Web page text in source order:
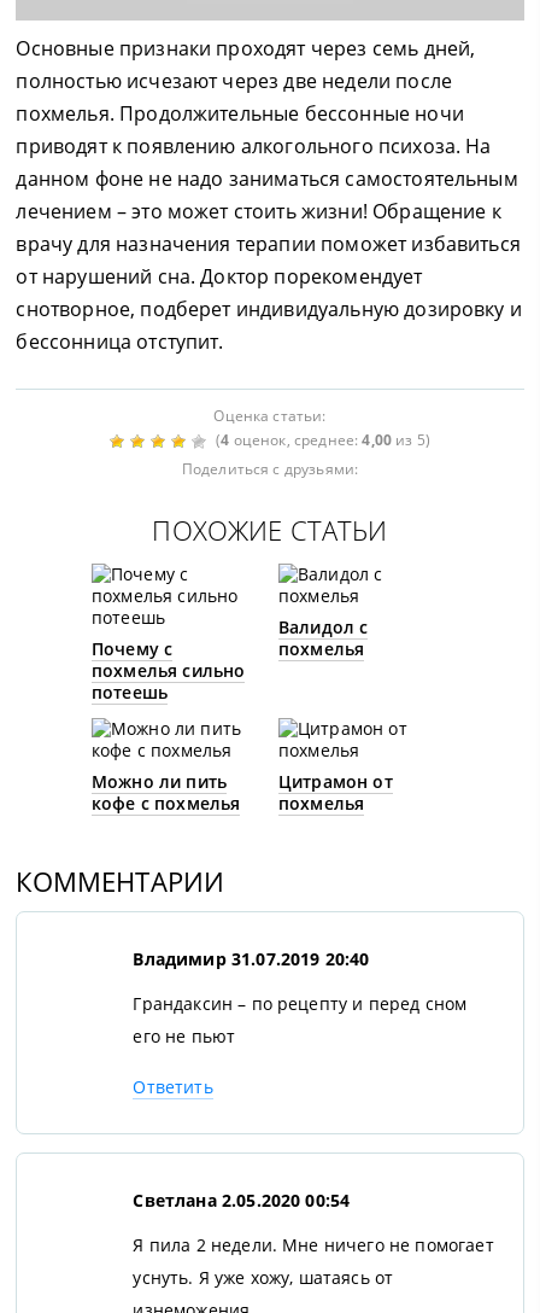
Основные признаки проходят через семь дней,
полностью исчезают через две недели после
похмелья. Продолжительные бессонные ночи
приводят к появлению алкогольного психоза. На
данном фоне не надо заниматься самостоятельным
лечением – это может стоить жизни! Обращение к
врачу для назначения терапии поможет избавиться
от нарушений сна. Доктор порекомендует
снотворное, подберет индивидуальную дозировку и
бессонница отступит.
Оценка статьи:
(4 оценок, среднее:4,00 из 5)
Поделиться с друзьями:
ПОХОЖИЕ СТАТЬИ
Почему с
похмелья сильно
потеешь
Валидол с
похмелья
Можно ли пить
кофе с похмелья
Цитрамон от
похмелья
КОММЕНТАРИИ
Владимир 31.07.2019 20:40
Грандаксин – по рецепту и перед сном
его не пьют
Ответить
Светлана 2.05.2020 00:54
Я пила 2 недели. Мне ничего не помогает
уснуть. Я уже хожу, шатаясь от